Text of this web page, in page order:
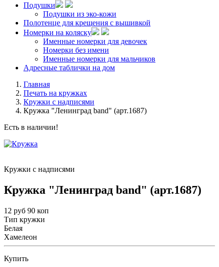
Подушки
Подушки из эко-кожи
Полотенце для крещения с вышивкой
Номерки на коляску
Именные номерки для девочек
Номерки без имени
Именные номерки для мальчиков
Адресные таблички на дом
Главная
Печать на кружках
Кружки с надписями
Кружка "Ленинград band" (арт.1687)
Есть в наличии!
Кружки с надписями
Кружка "Ленинград band" (арт.1687)
12 руб 90 коп
Тип кружки
Белая
Хамелеон
Купить